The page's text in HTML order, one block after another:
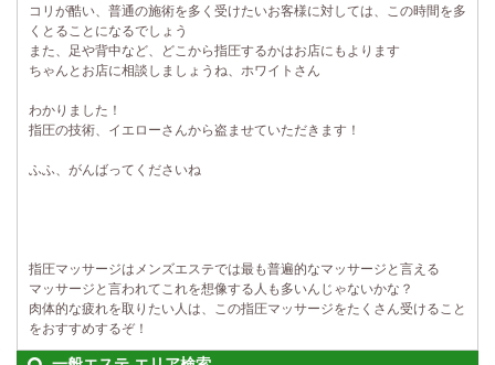
コリが酷い、普通の施術を多く受けたいお客様に対しては、この時間を多
くとることになるでしょう
また、足や背中など、どこから指圧するかはお店にもよります
ちゃんとお店に相談しましょうね、ホワイトさん
わかりました！
指圧の技術、イエローさんから盗ませていただきます！
ふふ、がんばってくださいね
指圧マッサージはメンズエステでは最も普遍的なマッサージと言える
マッサージと言われてこれを想像する人も多いんじゃないかな？
肉体的な疲れを取りたい人は、この指圧マッサージをたくさん受けること
をおすすめするぞ！